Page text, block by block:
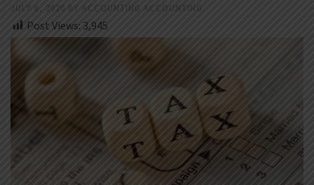
JULY 6, 2020 BY ACCOUNTING ACCOUNTING
Post Views: 3,945